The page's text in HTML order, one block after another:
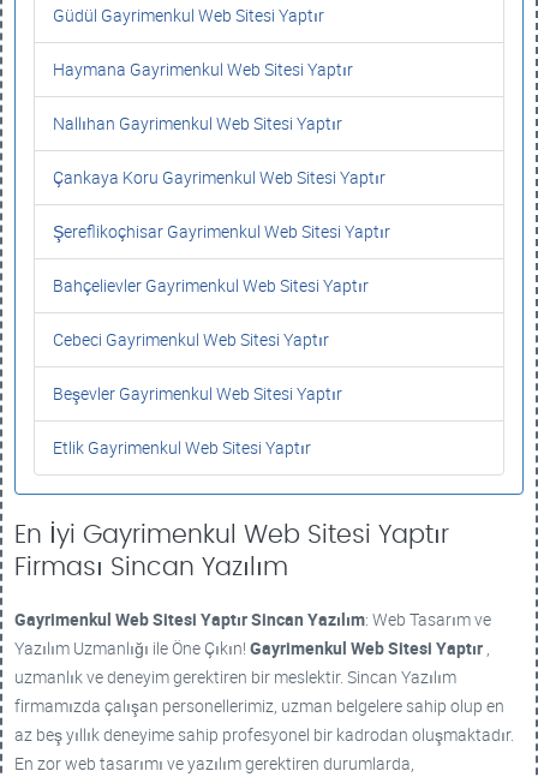
Güdül Gayrimenkul Web Sitesi Yaptır
Haymana Gayrimenkul Web Sitesi Yaptır
Nallıhan Gayrimenkul Web Sitesi Yaptır
Çankaya Koru Gayrimenkul Web Sitesi Yaptır
Şereflikoçhisar Gayrimenkul Web Sitesi Yaptır
Bahçelievler Gayrimenkul Web Sitesi Yaptır
Cebeci Gayrimenkul Web Sitesi Yaptır
Beşevler Gayrimenkul Web Sitesi Yaptır
Etlik Gayrimenkul Web Sitesi Yaptır
En İyi Gayrimenkul Web Sitesi Yaptır
Firması Sincan Yazılım
Gayrimenkul Web Sitesi YaptırSincan Yazılım: Web Tasarım ve
Yazılım Uzmanlığı ile Öne Çıkın! Gayrimenkul Web Sitesi Yaptır ,
uzmanlık ve deneyim gerektiren bir meslektir. Sincan Yazılım
firmamızda çalışan personellerimiz, uzman belgelere sahip olup en
az beş yıllık deneyime sahip profesyonel bir kadrodan oluşmaktadır.
En zor web tasarımı ve yazılım gerektiren durumlarda,